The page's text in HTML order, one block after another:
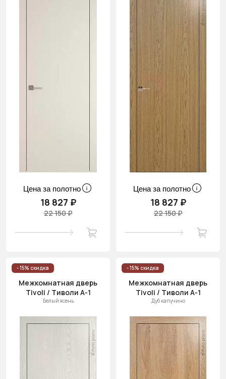
Цена за полотно
18 827 ₽
22 150 ₽
Цена за полотно
18 827 ₽
22 150 ₽
- 15% скидка
Межкомнатная дверь
Tivoli / Тиволи А-1
Белый ясень
- 15% скидка
Межкомнатная дверь
Tivoli / Тиволи А-1
Дуб капучино